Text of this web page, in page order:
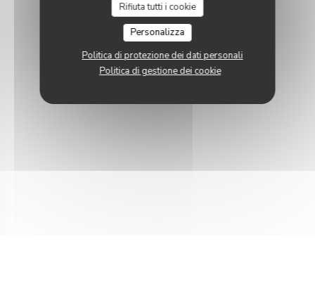
Rifiuta tutti i cookie
Personalizza
Politica di protezione dei dati personali
Politica di gestione dei cookie